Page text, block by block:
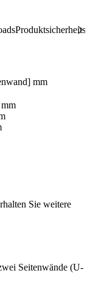
mm
Sie weitere
Seitenwände (U-